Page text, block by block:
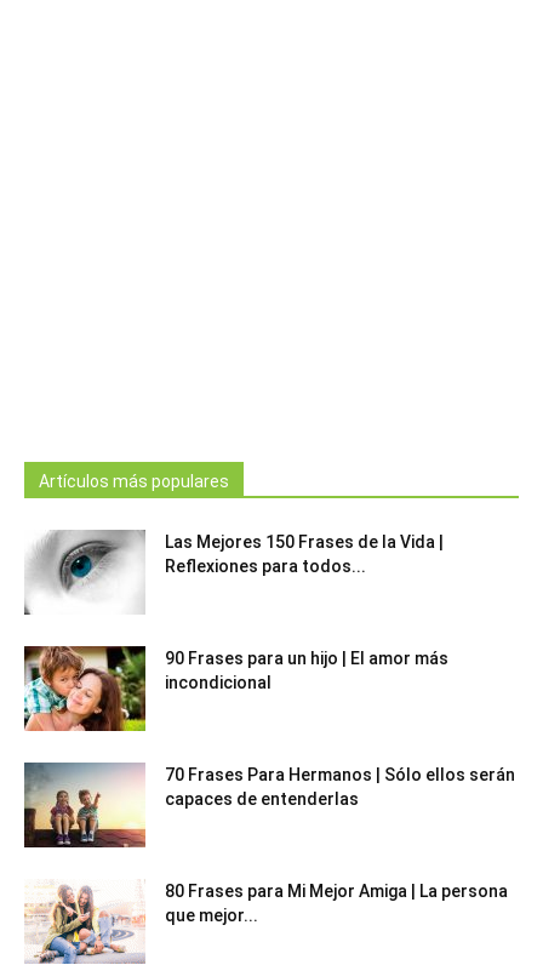
Artículos más populares
Las Mejores 150 Frases de la Vida |
Reflexiones para todos...
90 Frases para un hijo | El amor más
incondicional
70 Frases Para Hermanos | Sólo ellos serán
capaces de entenderlas
80 Frases para Mi Mejor Amiga | La persona
que mejor...